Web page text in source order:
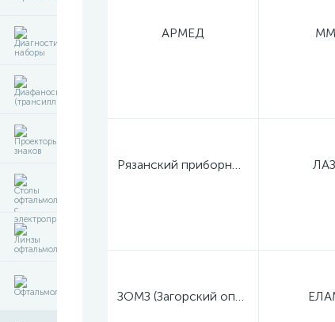
АРМЕД
Рязанский приборный завод
ЗОМЗ (Загорский оптико-механический завод)